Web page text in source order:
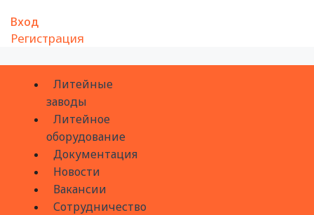
Вход
Регистрация
Литейные
заводы
Литейное
оборудование
Документация
Новости
Вакансии
Сотрудничество